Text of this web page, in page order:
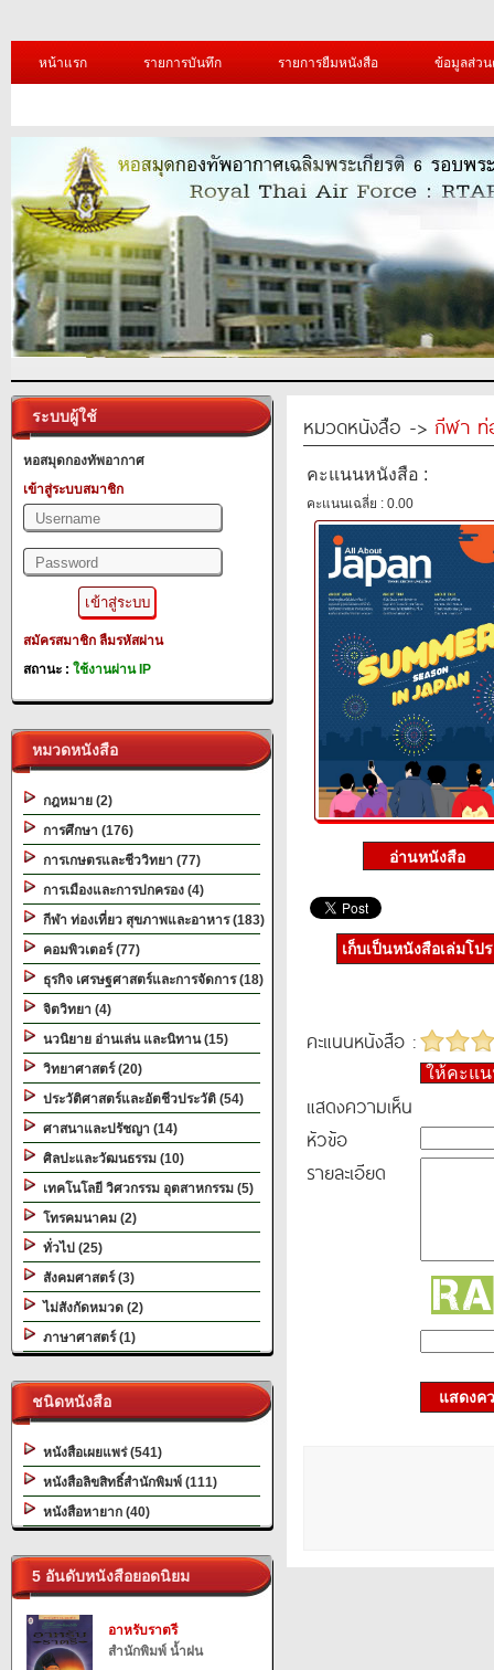
หน้าแรก รายการบันทึก รายการยืมหนังสือ ข้อมูลส่ว
ระบบผู้ใช้
หอสมุดกองทัพอากาศ
เข้าสู่ระบบสมาชิก
สมัครสมาชิก ลืมรหัสผ่าน
สถานะ : ใช้งานผ่าน IP
หมวดหนังสือ
กฎหมาย (2)
การศึกษา (176)
การเกษตรและชีววิทยา (77)
การเมืองและการปกครอง (4)
กีฬา ท่องเที่ยว สุขภาพและอาหาร (183)
คอมพิวเตอร์ (77)
ธุรกิจ เศรษฐศาสตร์และการจัดการ (18)
จิตวิทยา (4)
นวนิยาย อ่านเล่น และนิทาน (15)
วิทยาศาสตร์ (20)
ประวัติศาสตร์และอัตชีวประวัติ (54)
ศาสนาและปรัชญา (14)
ศิลปะและวัฒนธรรม (10)
เทคโนโลยี วิศวกรรม อุตสาหกรรม (5)
โทรคมนาคม (2)
ทั่วไป (25)
สังคมศาสตร์ (3)
ไม่สังกัดหมวด (2)
ภาษาศาสตร์ (1)
ชนิดหนังสือ
หนังสือเผยแพร่ (541)
หนังสือลิขสิทธิ์สำนักพิมพ์ (111)
หนังสือหายาก (40)
5 อันดับหนังสือยอดนิยม
อาหรับราตรี
สำนักพิมพ์ น้ำฝน
หมวดหนังสือ -> กีฬา ท่
คะแนนหนังสือ :
คะแนนเฉลี่ย : 0.00
เก็บเป็นหนังสือเล่มโป
คะแนนหนังสือ :
ให้คะแ
แสดงความเห็น
หัวข้อ
รายละเอียด
แสดงค